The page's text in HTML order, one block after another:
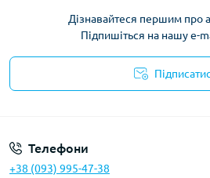
Дізнавайтеся першим про
Підпишіться на нашу e-
Телефони
+38 (093) 995-47-38